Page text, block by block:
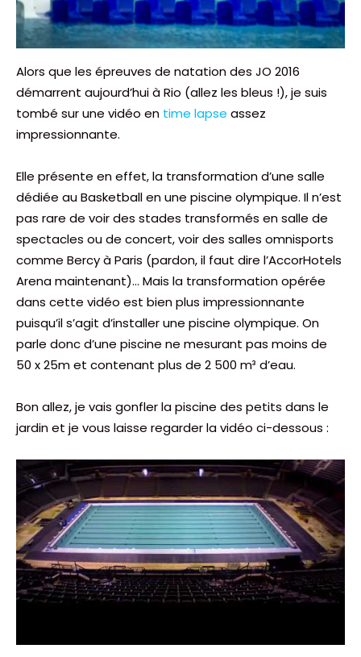
Alors que les épreuves de natation des JO 2016
démarrent aujourd’hui à Rio (allez les bleus !), je suis
tombé sur une vidéo en time lapse assez
impressionnante.
Elle présente en effet, la transformation d’une salle
dédiée au Basketball en une piscine olympique. Il n’est
pas rare de voir des stades transformés en salle de
spectacles ou de concert, voir des salles omnisports
comme Bercy à Paris (pardon, il faut dire l’AccorHotels
Arena maintenant)… Mais la transformation opérée
dans cette vidéo est bien plus impressionnante
puisqu’il s’agit d’installer une piscine olympique. On
parle donc d’une piscine ne mesurant pas moins de
50 x 25m et contenant plus de 2 500 m³ d’eau.
Bon allez, je vais gonfler la piscine des petits dans le
jardin et je vous laisse regarder la vidéo ci-dessous :